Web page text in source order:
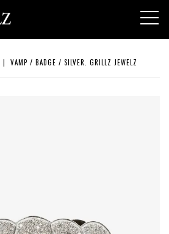
| VAMP / BADGE / SILVER. GRILLZ JEWELZ